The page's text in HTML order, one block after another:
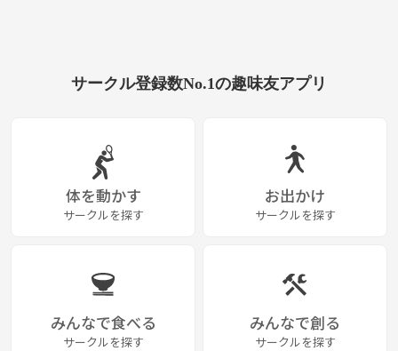
お互いを尊重し、気持ちよく過ごせるコミュ
ニティ運営にご協力をお願いします。 ⸻
くが一人で参加されるため、「知り合いがい
ないから不安」という方もご安心ください。
づくりを心掛けています。 堅苦しいサークル
ではないので、ぜひ気軽な気持ちで遊びに来
ていただけたらうれしいです。 初参加・一人
サークル登録数No.1の趣味友アプリ
体を動かす
サークルを探す
お出かけ
サークルを探す
みんなで食べる
サークルを探す
みんなで創る
サークルを探す